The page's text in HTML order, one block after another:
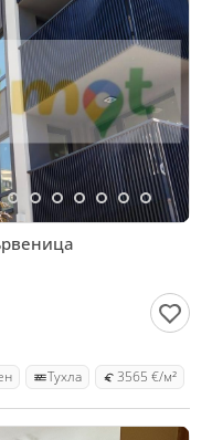
Тухла 3565 €/м²